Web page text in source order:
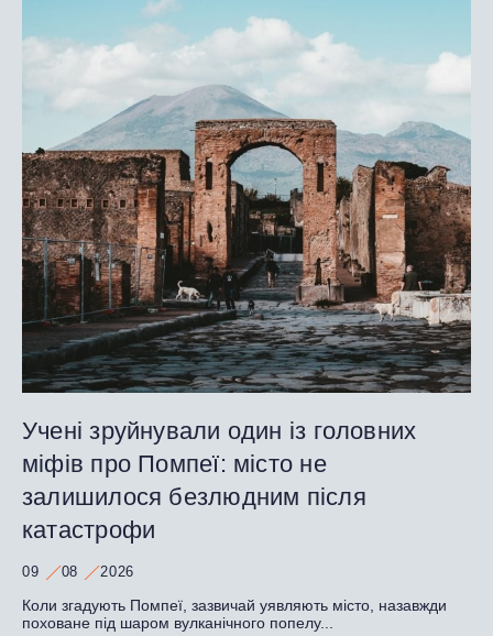
Учені зруйнували один із головних
міфів про Помпеї: місто не
залишилося безлюдним після
катастрофи
09 08 2026
Коли згадують Помпеї, зазвичай уявляють місто, назавжди
поховане під шаром вулканічного попелу...